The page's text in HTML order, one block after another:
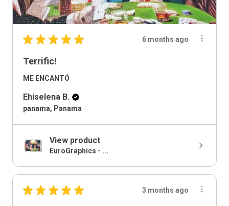
★ ★ ★ ★ ★ 6 months ago
Terrific!
ME ENCANTÓ
Ehiselena B.
panama, Panama
View product
EuroGraphics - ...
★ ★ ★ ★ ★ 3 months ago